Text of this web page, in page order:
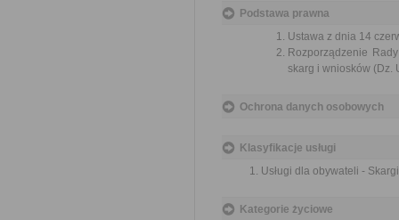
Podstawa prawna
Ustawa z dnia 14
Rozporządzenie
skarg i wniosków (Dz.
Ochrona danych osobowych
Klasyfikacje usługi
Usługi dla obywateli -
Kategorie życiowe